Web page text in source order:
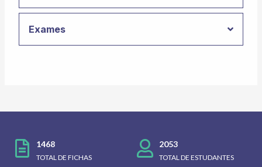
Exames
1468
TOTAL DE FICHAS
2053
TOTAL DE ESTUDANTES